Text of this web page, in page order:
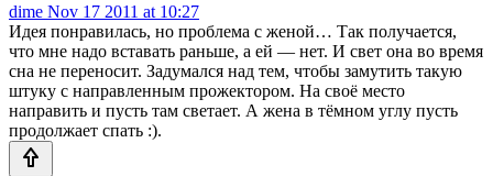
dime Nov 17 2011 at 10:27
Идея понравилась, но проблема с женой… Так получается,
что мне надо вставать раньше, а ей — нет. И свет она во время
сна не переносит. Задумался над тем, чтобы замутить такую
штуку с направленным прожектором. На своё место
направить и пусть там светает. А жена в тёмном углу пусть
продолжает спать :).